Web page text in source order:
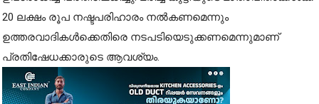
20 ലക്ഷം രൂപ നഷ്ടപരിഹാരം നൽകണമെന്നും
ഉത്തരവാദികൾക്കെതിരെ നടപടിയെടുക്കണമെന്നുമാണ്
പ്രതിഷേധക്കാരുടെ ആവശ്യം.